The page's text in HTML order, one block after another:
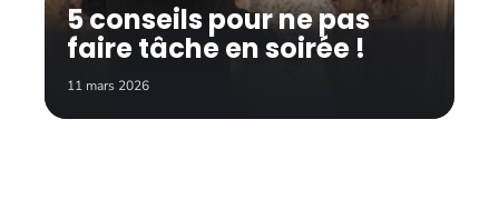
5 conseils pour ne pas
faire tâche en soirée !
11 mars 2026